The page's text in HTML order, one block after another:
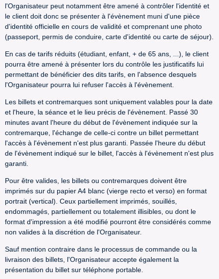
l'Organisateur peut notamment être amené à contrôler l'identité et
le client doit donc se présenter à l'évènement muni d'une pièce
d'identité officielle en cours de validité et comprenant une photo
(passeport, permis de conduire, carte d'identité ou carte de séjour).
En cas de tarifs réduits (étudiant, enfant, + de 65 ans, ...), le client
pourra être amené à présenter lors du contrôle les justificatifs lui
permettant de bénéficier des dits tarifs, en l'absence desquels
l'Organisateur pourra lui refuser l'accès à l'évènement.
Les billets et contremarques sont uniquement valables pour la date
et l'heure, la séance et le lieu précis de l'évènement. Passé 30
minutes avant l'heure du début de l'évènement indiquée sur la
contremarque, l'échange de celle-ci contre un billet permettant
l'accès à l'évènement n'est plus garanti. Passée l'heure du début
de l'évènement indiqué sur le billet, l'accès à l'évènement n'est plus
garanti.
Pour être valides, les billets ou contremarques doivent être
imprimés sur du papier A4 blanc (vierge recto et verso) en format
portrait (vertical). Ceux partiellement imprimés, souillés,
endommagés, partiellement ou totalement illisibles, ou dont le
format d'impression a été modifié pourront être considérés comme
non valides à la discrétion de l'Organisateur.
Sauf mention contraire dans le processus de commande ou la
livraison des billets, l'Organisateur accepte également la
présentation du billet sur téléphone portable.